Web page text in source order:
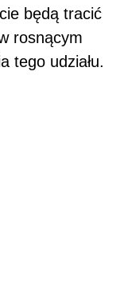
będą tracić
rosnącym
tego udziału.